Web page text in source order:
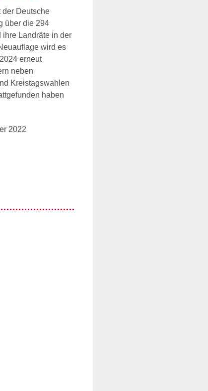
der Deutsche
über die 294
ihre Landräte in der
wird es
erneut
neben
Kreistagswahlen
haben
2022